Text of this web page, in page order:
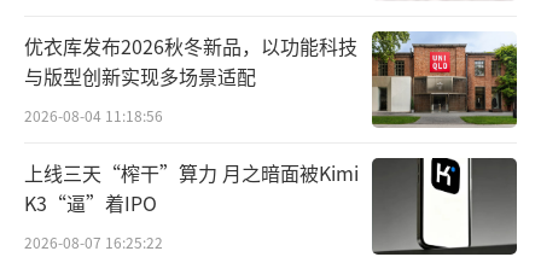
优衣库发布2026秋冬新品，以功能科技
与版型创新实现多场景适配
2026-08-04 11:18:56
上线三天“榨干”算力 月之暗面被Kimi
K3“逼”着IPO
2026-08-07 16:25:22